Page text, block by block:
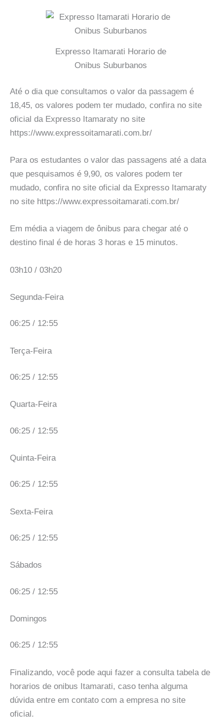
Expresso Itamarati Horario de
Onibus Suburbanos
Até o dia que consultamos o valor da passagem é
18,45, os valores podem ter mudado, confira no site
oficial da Expresso Itamaraty no site
https://www.expressoitamarati.com.br/
Para os estudantes o valor das passagens até a data
que pesquisamos é 9,90, os valores podem ter
mudado, confira no site oficial da Expresso Itamaraty
no site https://www.expressoitamarati.com.br/
Em média a viagem de ônibus para chegar até o
destino final é de horas 3 horas e 15 minutos.
03h10 / 03h20
Segunda-Feira
06:25 / 12:55
Terça-Feira
06:25 / 12:55
Quarta-Feira
06:25 / 12:55
Quinta-Feira
06:25 / 12:55
Sexta-Feira
06:25 / 12:55
Sábados
06:25 / 12:55
Domingos
06:25 / 12:55
Finalizando, você pode aqui fazer a consulta tabela de
horarios de onibus Itamarati, caso tenha alguma
dúvida entre em contato com a empresa no site
oficial.